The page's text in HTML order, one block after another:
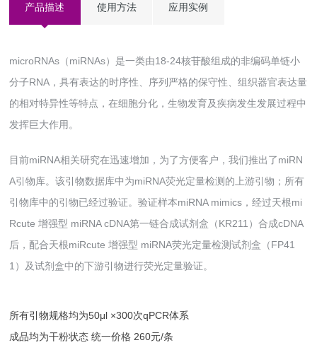
产品描述 使用方法 应用实例
microRNAs（miRNAs）是一类由18-24核苷酸组成的非编码单链小
分子RNA，具有表达的时序性、序列严格的保守性、组织器官表达量
的相对特异性等特点，在细胞分化，生物发育及疾病发生发展过程中
发挥巨大作用。
目前miRNA相关研究在迅速增加，为了方便客户，我们推出了miRN
A引物库。该引物数据库中为miRNA荧光定量检测的上游引物；所有
引物库中的引物已经过验证。验证样本miRNA mimics，经过天根mi
Rcute 增强型 miRNA cDNA第一链合成试剂盒（KR211）合成cDNA
后，配合天根miRcute 增强型 miRNA荧光定量检测试剂盒（FP41
1）及试剂盒中的下游引物进行荧光定量验证。
所有引物规格均为50μl ×300次qPCR体系
成品均为干粉状态 统一价格 260元/条